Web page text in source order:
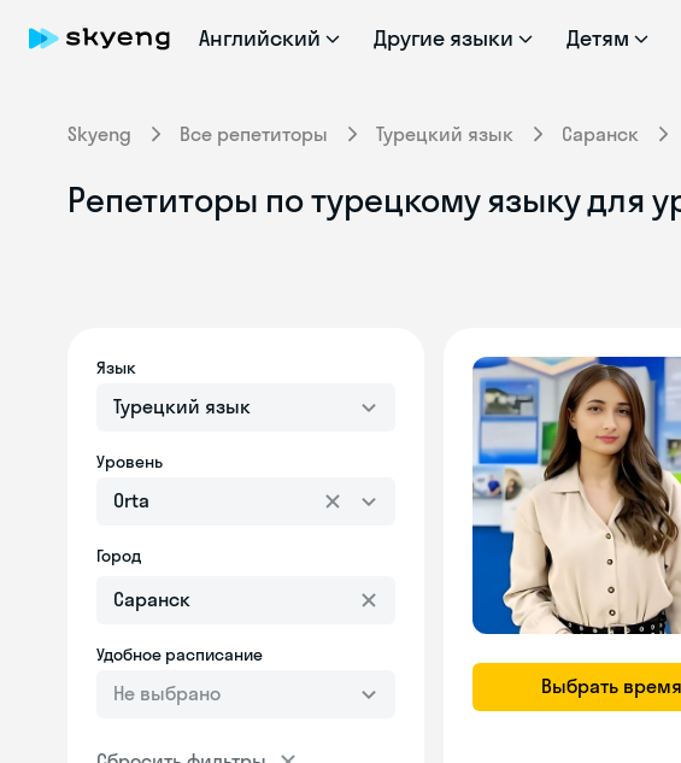
Английский Другие языки Детям
Skyeng Все репетиторы Турецкий язык Саранск
Репетиторы по турецкому языку для
Язык
Турецкий язык
Уровень
Orta
Город
Удобное расписание
Не выбрано Выбрать время